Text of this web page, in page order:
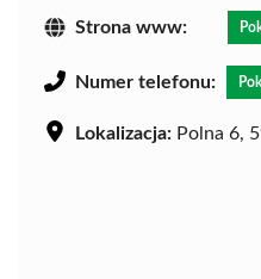
Strona www:
Numer telefonu:
Lokalizacja: Polna 6,